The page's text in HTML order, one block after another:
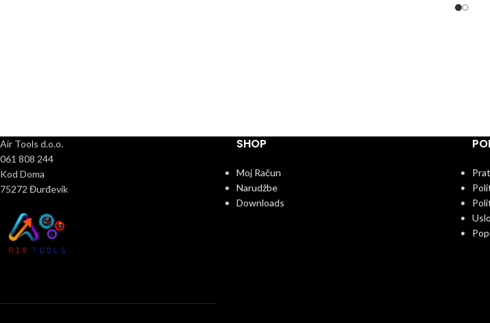
Air Tools d.o.o.
061 808 244
Kod Doma
75272 Đurđevik
SHOP
Moj Račun
Narudžbe
Downloads